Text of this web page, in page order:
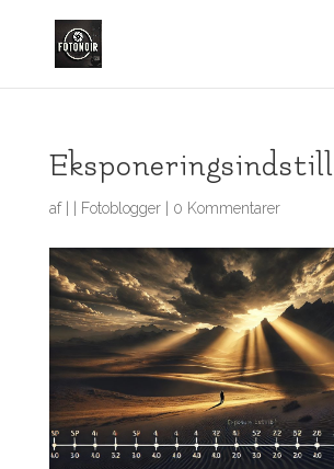
af Fotoblogger| 0 Kommentarer